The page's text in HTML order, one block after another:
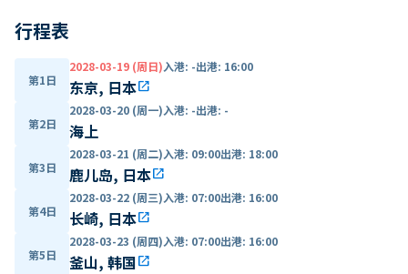
行程表
第1日
2028-03-19 (周日)入港: -出港: 16:00
东京, 日本open_in_new
第2日
2028-03-20 (周一)入港: -出港: -
海上
第3日
2028-03-21 (周二)入港: 09:00出港: 18:00
鹿儿岛, 日本open_in_new
第4日
2028-03-22 (周三)入港: 07:00出港: 16:00
长崎, 日本open_in_new
第5日
2028-03-23 (周四)入港: 07:00出港: 16:00
釜山, 韩国open_in_new